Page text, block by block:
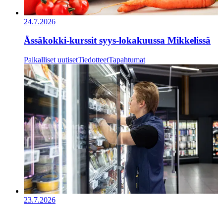
24.7.2026
Ässäkokki-kurssit syys-lokakuussa Mikkelissä
Paikalliset uutisetTiedotteetTapahtumat
23.7.2026